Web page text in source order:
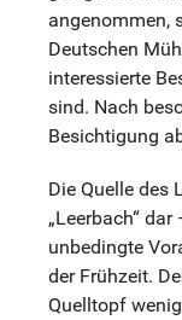
angenommen,
Deutschen
interessierte
sind. Nach
Besichtigung
Die Quelle des
„Leerbach“
unbedingte
der Frühzeit.
Quelltopf